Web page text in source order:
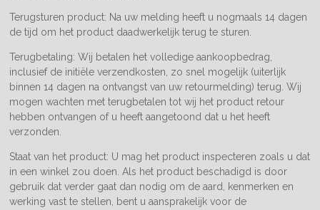
Terugsturen product: Na uw melding heeft u nogmaals 14 dagen
de tijd om het product daadwerkelijk terug te sturen.
Terugbetaling: Wij betalen het volledige aankoopbedrag,
inclusief de initiële verzendkosten, zo snel mogelijk (uiterlijk
binnen 14 dagen na ontvangst van uw retourmelding) terug. Wij
mogen wachten met terugbetalen tot wij het product retour
hebben ontvangen of u heeft aangetoond dat u het heeft
verzonden.
Staat van het product: U mag het product inspecteren zoals u dat
in een winkel zou doen. Als het product beschadigd is door
gebruik dat verder gaat dan nodig om de aard, kenmerken en
werking vast te stellen, bent u aansprakelijk voor de